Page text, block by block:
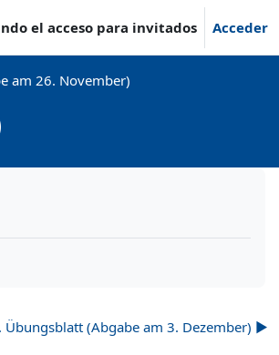
el acceso para invitados Acceder
am 26. November)
Übungsblatt (Abgabe am 3. Dezember) ▶︎